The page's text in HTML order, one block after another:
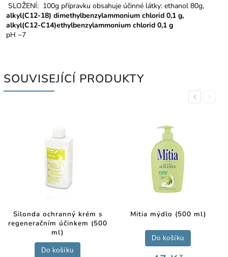
SLOŽENÍ: 100g přípravku obsahuje účinné látky: ethanol 80g,
alkyl(C12-18) dimethylbenzylammonium chlorid 0,1 g,
alkyl(C12-C14)ethylbenzylammonium chlorid 0,1 g
pH ~7
SOUVISEJÍCÍ PRODUKTY
Previous
Silonda ochranný krém s
regeneračním účinkem (500
ml)
Do košíku
Mitia mýdlo (500 ml)
Do košíku
Next